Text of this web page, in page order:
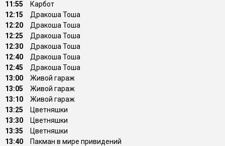
11:55
Карбот
12:15
Дракоша Тоша
12:20
Дракоша Тоша
12:25
Дракоша Тоша
12:30
Дракоша Тоша
12:40
Дракоша Тоша
12:45
Дракоша Тоша
13:00
Живой гараж
13:05
Живой гараж
13:10
Живой гараж
13:25
Цветняшки
13:30
Цветняшки
13:35
Цветняшки
13:40
Пакман в мире привидений